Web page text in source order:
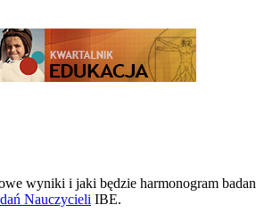
wyniki i jaki będzie harmonogram
Nauczycieli IBE.